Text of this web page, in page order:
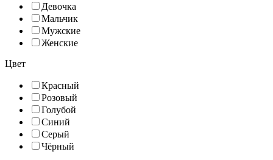
Девочка
Мальчик
Мужские
Женские
Цвет
Красный
Розовый
Голубой
Синий
Серый
Чёрный